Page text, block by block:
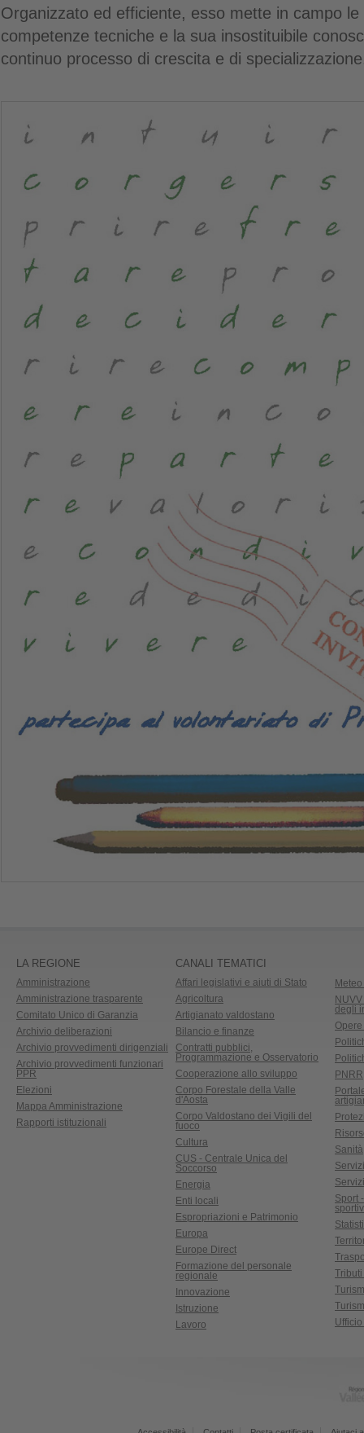
Organizzato ed efficiente, esso mette in campo le
competenze tecniche e la sua insostituibile
continuo processo di crescita e di
LA REGIONE
Amministrazione
Amministrazione trasparente
Comitato Unico di Garanzia
Archivio deliberazioni
Archivio provvedimenti dirigenziali
Archivio provvedimenti funzionari
PPR
Elezioni
Mappa Amministrazione
Rapporti istituzionali
CANALI TEMATICI
Affari legislativi e aiuti di Stato
Agricoltura
Artigianato valdostano
Bilancio e finanze
Contratti pubblici,
Programmazione e Osservatorio
Cooperazione allo sviluppo
Corpo Forestale della Valle
d'Aosta
Corpo Valdostano dei Vigili del
fuoco
Cultura
CUS - Centrale Unica del
Soccorso
Energia
Enti locali
Espropriazioni e Patrimonio
Europa
Europe Direct
Formazione del personale
regionale
Innovazione
Istruzione
Lavoro
degli
PNRR
Sanità
Sport